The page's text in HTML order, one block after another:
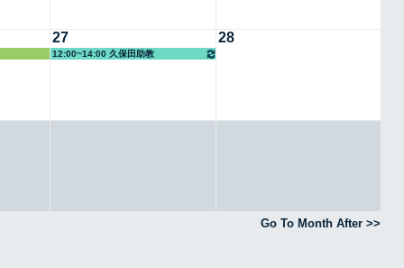
27
12:00~14:00 久保田助教
28
Go To Month After >>